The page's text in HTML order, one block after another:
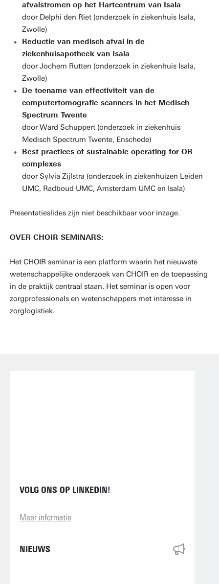
afvalstromen op het Hartcentrum van Isala
door Delphi den Riet (onderzoek in ziekenhuis Isala,
Zwolle)
Reductie van medisch afval in de
ziekenhuisapotheek van Isala
door Jochem Rutten (onderzoek in ziekenhuis Isala,
Zwolle)
De toename van effectiviteit van de
computertomografie scanners in het Medisch
Spectrum Twente
door Ward Schuppert (onderzoek in ziekenhuis
Medisch Spectrum Twente, Enschede)
Best practices of sustainable operating for OR-
complexes
door Sylvia Zijlstra (onderzoek in ziekenhuizen Leiden
UMC, Radboud UMC, Amsterdam UMC en Isala)
Presentatieslides zijn niet beschikbaar voor inzage.
OVER CHOIR SEMINARS:
Het CHOIR seminar is een platform waarin het nieuwste
wetenschappelijke onderzoek van CHOIR en de toepassing
in de praktijk centraal staan. Het seminar is open voor
zorgprofessionals en wetenschappers met interesse in
zorglogistiek.
VOLG ONS OP LINKEDIN!
Meer informatie
NIEUWS